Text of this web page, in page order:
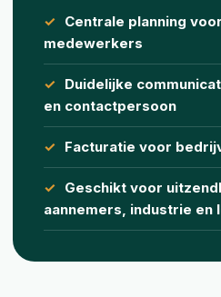
Centrale planning
medewerkers
Duidelijke
en contactpersoon
Facturatie voor
Geschikt voor
aannemers, industrie en